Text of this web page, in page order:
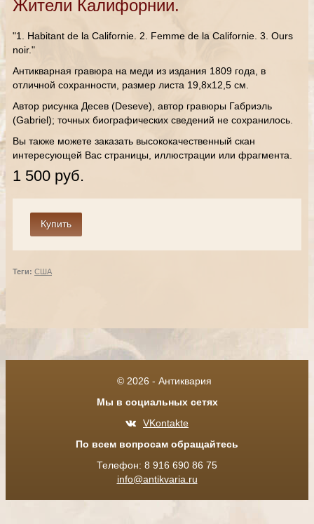
Жители Калифорнии.
"1. Habitant de la Californie. 2. Femme de la Californie. 3. Ours
noir."
Антикварная гравюра на меди из издания 1809 года, в
отличной сохранности, размер листа 19,8х12,5 см.
Автор рисунка Десев (Deseve), автор гравюры Габриэль
(Gabriel); точных биографических сведений не сохранилось.
Вы также можете заказать высококачественный скан
интересующей Вас страницы, иллюстрации или фрагмента.
1 500 руб.
Теги: США
© 2026 - Антиквария
Мы в социальных сетях
VKontakte
По всем вопросам обращайтесь
Телефон: 8 916 690 86 75
info@antikvaria.ru